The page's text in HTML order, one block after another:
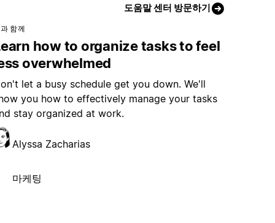
도움말 센터 방문하기
함께
how to organize tasks to feel
overwhelmed
let a busy schedule get you down. We'll
you how to effectively manage your tasks
stay organized at work.
Alyssa Zacharias
마케팅